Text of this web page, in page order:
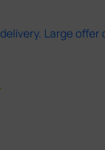
Large offer